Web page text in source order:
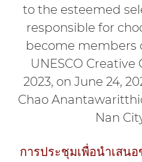
to the esteemed
responsible for
become members
UNESCO
2023, on June 24,
Chao
Nan
การประชุมเพื่อนำเส